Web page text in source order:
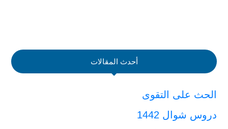
أحدث المقالات
الحث على التقوى
دروس شوال 1442